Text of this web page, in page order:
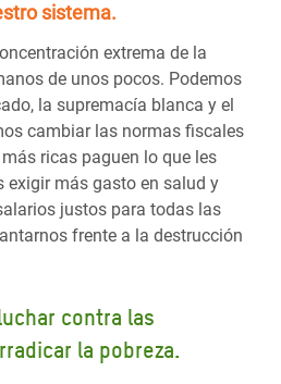
sistema.
extrema de la
de unos pocos. Podemos
la supremacía blanca y el
cambiar las normas fiscales
ricas paguen lo que les
exigir más gasto en salud y
justos para todas las
frente a la destrucción
contra las
la pobreza.